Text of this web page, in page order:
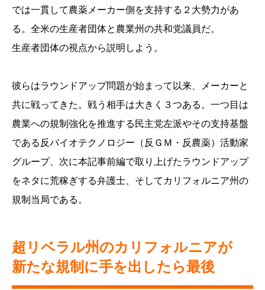
では一貫して農薬メーカー側を支持する２大勢力があ
る。全米の生産者団体と農業州の共和党議員だ。
生産者団体の視点から説明しよう。
彼らはラウンドアップ問題が始まって以来、メーカーと
共に戦ってきた。戦う相手は大きく３つある。一つ目は
農業への規制強化を推進する民主党左派やその支持基盤
である反バイオテクノロジー（反ＧＭ・反農薬）活動家
グループ、次に本記事前編で取り上げたラウンドアップ
をネタに荒稼ぎする弁護士、そしてカリフォルニア州の
規制当局である。
超リベラル州のカリフォルニアが
新たな規制に手を出したら最後